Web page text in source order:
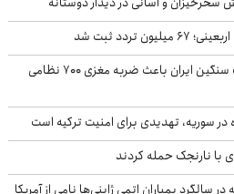
آسوشیتدپرس افشا کرد: حملات سنگین ایران باعث ضربه مغزی ۷۰۰ نظامی
سوریه، تهدیدی برای امنیت ترکیه است
با نارنجک حمله کردند
بمباران اتمی ژاپنی‌ها نامی از آمریکا